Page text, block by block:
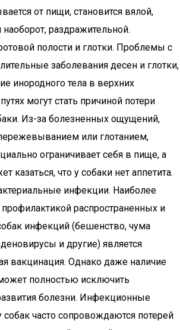
от пищи, становится вялой,
наоборот, раздражительной.
полости и глотки. Проблемы с
заболевания десен и глотки,
инородного тела в верхних
могут стать причиной потери
Из-за болезненных ощущений,
или глотанием,
ограничивает себя в пище, а
казаться, что у собаки нет аппетита.
инфекции. Наиболее
распространенных и
инфекций (бешенство, чума
и другие) является
вакцинация. Однако даже наличие
полностью исключить
болезни. Инфекционные
собак часто сопровождаются потерей